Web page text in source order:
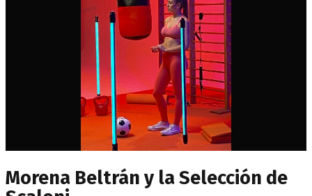
Morena Beltrán y la Selección de